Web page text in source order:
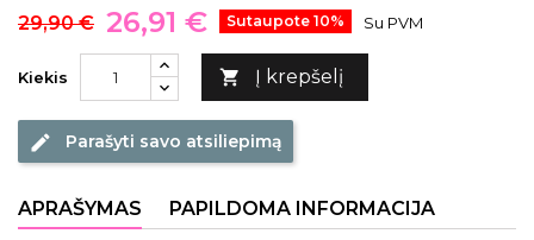
29,90 € 26,91 € Sutaupote 10% Su PVM
Kiekis  Į krepšelį
edit Parašyti savo atsiliepimą
APRAŠYMAS PAPILDOMA INFORMACIJA